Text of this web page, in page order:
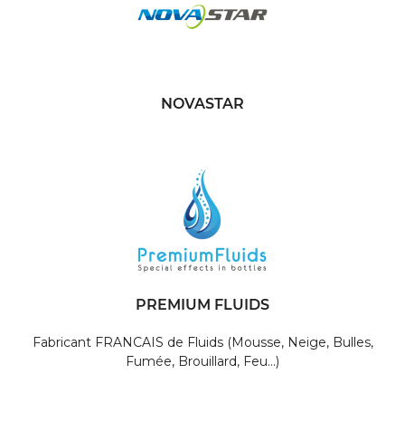
NOVASTAR
PREMIUM FLUIDS
Fabricant FRANCAIS de Fluids (Mousse, Neige, Bulles,
Fumée, Brouillard, Feu...)